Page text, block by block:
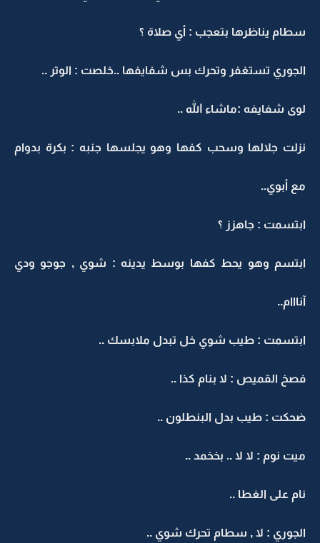
سطام يناظرها بتعجب : أي صلاة ؟
الجوري تستغفر وتحرك بس شفايفها ..خلصت : الوتر ..
لوى شفايفه :ماشاء الله ..
نزلت جلالها وسحب كفها وهو يجلسها جنبه : بكرة بدوام
مع أبوي..
ابتسمت : جاهزز ؟
ابتسم وهو يحط كفها بوسط يدينه : شوي , جوجو ودي
آنااام..
ابتسمت : طيب شوي خل تبدل ملابسك ..
فصخ القميص : لا بنام كذا ..
ضحكت : طيب بدل البنطلون ..
ميت نوم : لا لا .. بخخمد ..
نام على الغطا ..
الجوري : لا , سطام تحرك شوي ..